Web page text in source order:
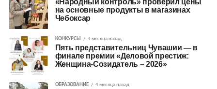
«Народный контроль» проверил цены
на основные продукты в магазинах
Чебоксар
КОНКУРСЫ 4 месяца назад
Пять представительниц Чувашии — в
финале премии «Деловой престиж:
Женщина-Созидатель – 2026»
ОБРАЗОВАНИЕ 4 месяца назад